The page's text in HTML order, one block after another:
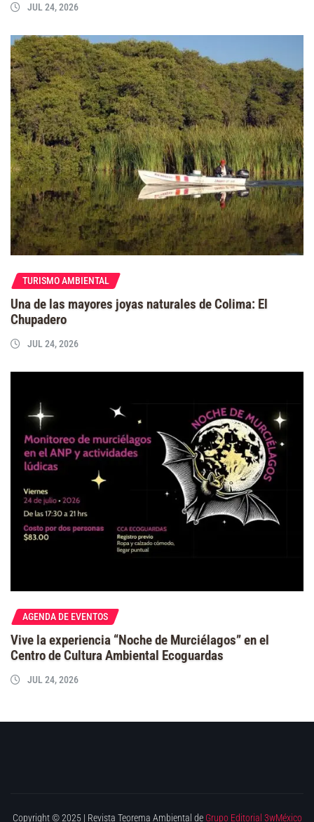
JUL 24, 2026
TURISMO AMBIENTAL
Una de las mayores joyas naturales de Colima: El
Chupadero
JUL 24, 2026
AGENDA DE EVENTOS
Vive la experiencia “Noche de Murciélagos” en el
Centro de Cultura Ambiental Ecoguardas
JUL 24, 2026
Copyright © 2025 | Revista Teorema Ambiental de Grupo Editorial 3wMéxico